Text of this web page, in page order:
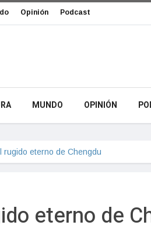
Opinión Podcast
MUNDO OPINIÓN
rugido eterno de Chengdu
eterno de